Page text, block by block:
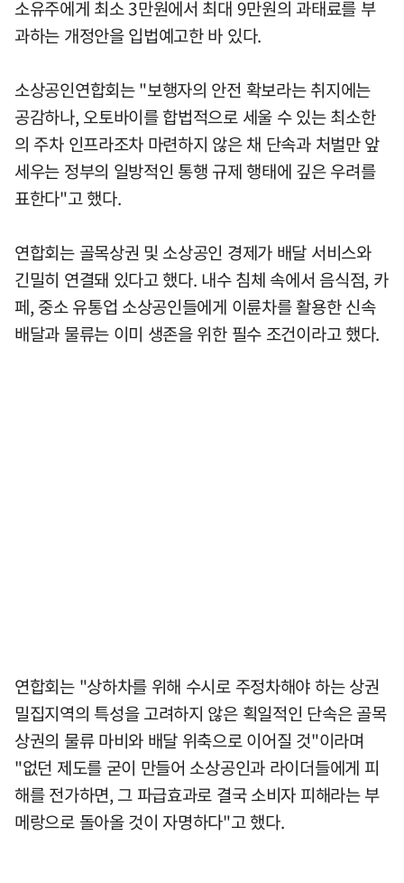
소유주에게 최소 3만원에서 최대 9만원의 과태료를 부
과하는 개정안을 입법예고한 바 있다.
소상공인연합회는 "보행자의 안전 확보라는 취지에는
공감하나, 오토바이를 합법적으로 세울 수 있는 최소한
의 주차 인프라조차 마련하지 않은 채 단속과 처벌만 앞
세우는 정부의 일방적인 통행 규제 행태에 깊은 우려를
표한다"고 했다.
연합회는 골목상권 및 소상공인 경제가 배달 서비스와
긴밀히 연결돼 있다고 했다. 내수 침체 속에서 음식점, 카
페, 중소 유통업 소상공인들에게 이륜차를 활용한 신속
배달과 물류는 이미 생존을 위한 필수 조건이라고 했다.
연합회는 "상하차를 위해 수시로 주정차해야 하는 상권
밀집지역의 특성을 고려하지 않은 획일적인 단속은 골목
상권의 물류 마비와 배달 위축으로 이어질 것"이라며
"없던 제도를 굳이 만들어 소상공인과 라이더들에게 피
해를 전가하면, 그 파급효과로 결국 소비자 피해라는 부
메랑으로 돌아올 것이 자명하다"고 했다.